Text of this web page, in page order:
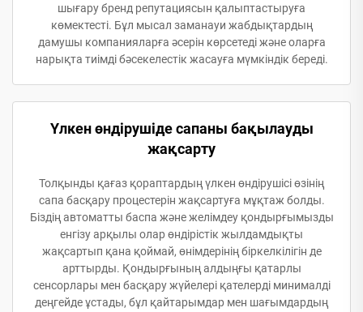
шығару бренд репутациясын қалыптастыруға
көмектесті. Бұл мысал заманауи жабдықтардың
дамушы компанияларға әсерін көрсетеді және оларға
нарықта тиімді бәсекелестік жасауға мүмкіндік береді.
Үлкен өндірушіде сапаны бақылауды
жақсарту
Толқынды қағаз қораптардың үлкен өндірушісі өзінің
сапа басқару процестерін жақсартуға мұқтаж болды.
Біздің автоматты баспа және желімдеу қондырғымызды
енгізу арқылы олар өндірістік жылдамдықты
жақсартып қана қоймай, өнімдерінің біркелкілігін де
арттырды. Қондырғының алдыңғы қатарлы
сенсорлары мен басқару жүйелері қателерді минималді
деңгейде ұстады, бұл қайтарымдар мен шағымдардың